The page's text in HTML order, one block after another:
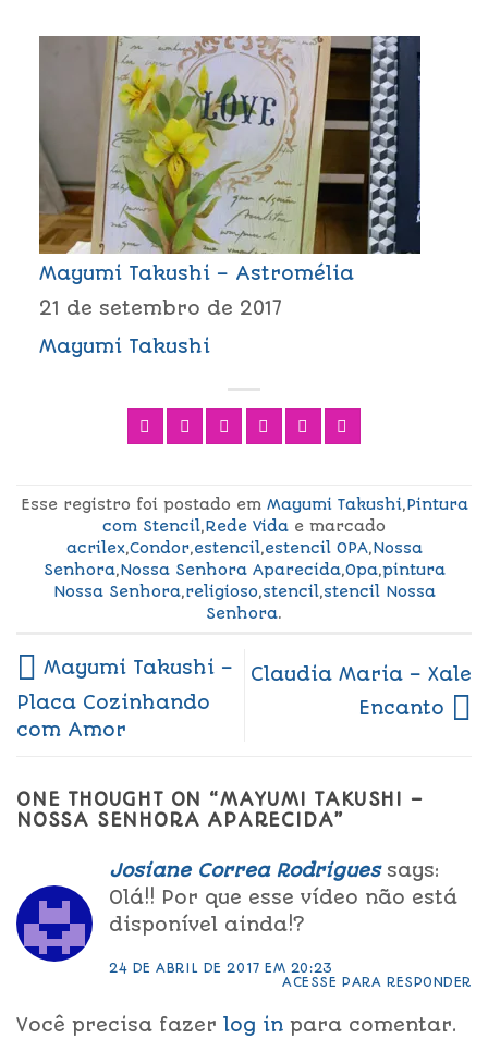
Mayumi Takushi – Astromélia
21 de setembro de 2017
Mayumi Takushi
Esse registro foi postado em Mayumi Takushi,Pintura
com Stencil,Rede Vida e marcado
acrilex,Condor,estencil,estencil OPA,Nossa
Senhora,Nossa Senhora Aparecida,Opa,pintura
Nossa Senhora,religioso,stencil,stencil Nossa
Senhora.
Mayumi Takushi –
Placa Cozinhando
com Amor
Claudia Maria – Xale
Encanto
ONE THOUGHT ON “MAYUMI TAKUSHI –
NOSSA SENHORA APARECIDA”
Josiane Correa Rodrigues says:
Olá!! Por que esse vídeo não está
disponível ainda!?
24 DE ABRIL DE 2017 EM 20:23
ACESSE PARA RESPONDER
Você precisa fazer log in para comentar.